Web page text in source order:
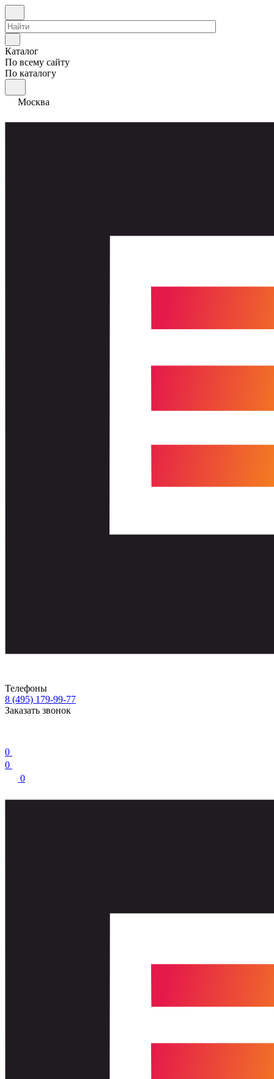
Каталог
По всему сайту
По каталогу
Москва
Телефоны
8 (495) 179-99-77
Заказать звонок
0
0
0